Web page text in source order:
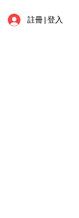
註冊 | 登入